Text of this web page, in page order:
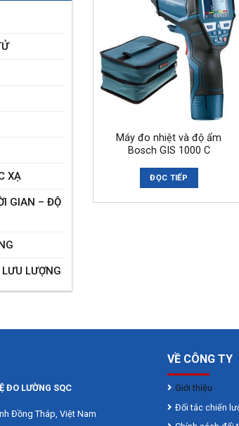
XẠ
GIAN – ĐỘ
LƯỢNG
Máy đo nhiệt và độ ẩm
Bosch GIS 1000 C
ĐỌC TIẾP
ĐO LƯỜNG SQC
Đồng Tháp, Việt Nam
VỀ CÔNG TY
Giới thiệu
Đối tác chiến